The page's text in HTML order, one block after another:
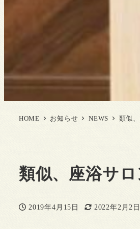
HOME お知らせ NEWS 類似
類似、座浴サ
投稿日
2019年4月15日
更新日
2022年2月2日